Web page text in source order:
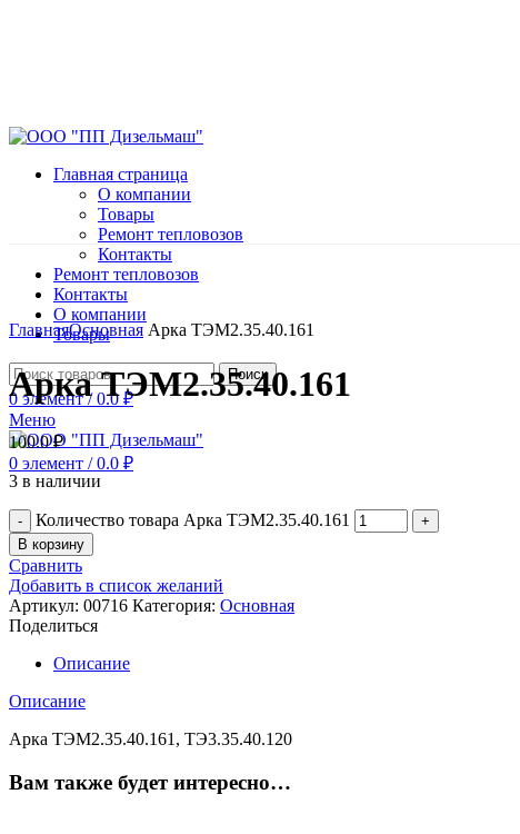
Главная страница
О компании
Товары
Ремонт тепловозов
Контакты
Ремонт тепловозов
Контакты
О компании
Товары
Поиск
0 элемент / 0.0₽
Меню
0 элемент / 0.0 ₽
Нажмите, чтобы увеличить
ГлавнаяОсновная Арка ТЭМ2.35.40.161
Арка ТЭМ2.35.40.161
100.0₽
3 в наличии
Количество товара Арка ТЭМ2.35.40.161
В корзину
Сравнить
Добавить в список желаний
Артикул: 00716 Категория: Основная
Поделиться
Описание
Описание
Арка ТЭМ2.35.40.161, ТЭ3.35.40.120
Вам также будет интересно…